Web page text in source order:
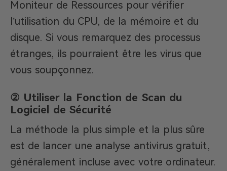
Moniteur de Ressources pour vérifier
l’utilisation du CPU, de la mémoire et du
disque. Si vous remarquez des processus
étranges, ils pourraient être les virus que
vous soupçonnez.
② Utiliser la Fonction de Scan du
Logiciel de Sécurité
La méthode la plus simple et la plus sûre
est de lancer une analyse antivirus gratuit,
généralement incluse avec votre ordinateur.